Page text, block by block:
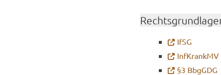
IfSG
Inf­KrankMV
§3 Bb­gGDG